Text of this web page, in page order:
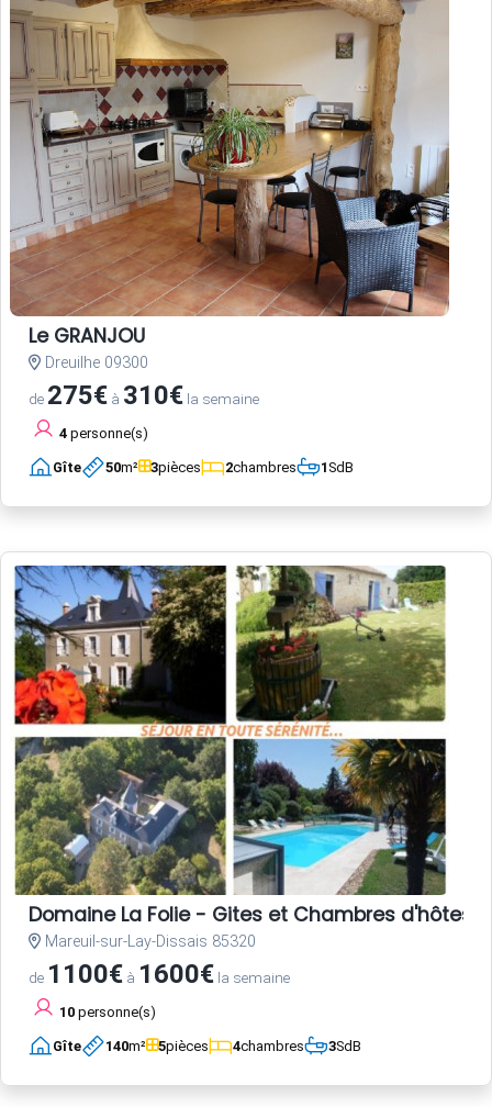
Le GRANJOU
Dreuilhe 09300
de 275€ à 310€ la semaine
4 personne(s)
Gîte 50m² 3pièces 2chambres 1SdB
Domaine La Folie - Gites et Chambres d'hôtes à
Mareuil-sur-Lay-Dissais 85320
de 1100€ à 1600€ la semaine
10 personne(s)
Gîte 140m² 5pièces 4chambres 3SdB